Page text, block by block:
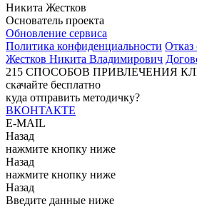
Никита Жестков
Основатель проекта
Обновление сервиса
Политика конфиденциальности Отказ
Жестков Никита Владимирович
215 СПОСОБОВ ПРИВЛЕЧЕНИЯ
скачайте бесплатно
куда отправить методичку?
ВКОНТАКТЕ
E-MAIL
Назад
нажмите кнопку ниже
Назад
нажмите кнопку ниже
Назад
Введите данные ниже